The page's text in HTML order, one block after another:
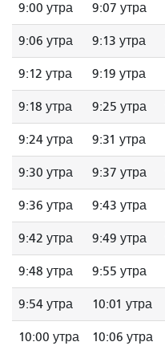
9:00 утра 9:07 утра
9:06 утра 9:13 утра
9:12 утра 9:19 утра
9:18 утра 9:25 утра
9:24 утра 9:31 утра
9:30 утра 9:37 утра
9:36 утра 9:43 утра
9:42 утра 9:49 утра
9:48 утра 9:55 утра
9:54 утра 10:01 утра
10:00 утра 10:06 утра